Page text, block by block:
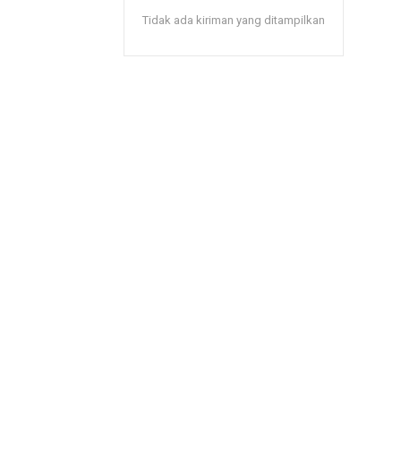
Tidak ada kiriman yang ditampilkan